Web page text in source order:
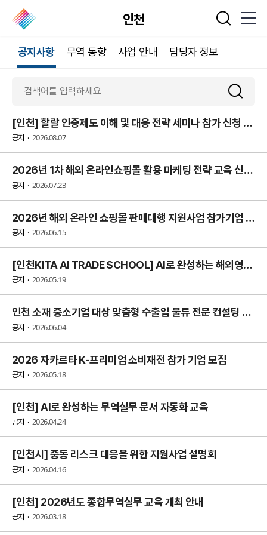
인천 통합검색
공지사항 무역 동향 사업 안내 담당자 정보
[인천] 할랄 인증제도 이해 및 대응 전략 세미나 참가 신청 안내
공지 2026.08.07
2026년 1차 해외 온라인쇼핑몰 활용 마케팅 전략 교육 신청 안내
공지 2026.07.23
2026년 해외 온라인 쇼핑몰 판매대행 지원사업 참가기업 모집
공지 2026.06.15
[인천KITA AI TRADE SCHOOL] AI로 완성하는 해외영업 실무 문서작성 교육
공지 2026.05.19
인천 소재 중소기업 대상 맞춤형 수출입 물류 전문 컨설팅 상담회(6/24)
공지 2026.06.04
2026 자카르타 K-프리미엄 소비재전 참가 기업 모집
공지 2026.05.18
[인천] AI로 완성하는 무역실무 문서 자동화 교육
공지 2026.04.24
[인천시] 중동 리스크 대응을 위한 지원사업 설명회
공지 2026.04.16
[인천] 2026년도 종합무역실무 교육 개최 안내
공지
2026.03.18